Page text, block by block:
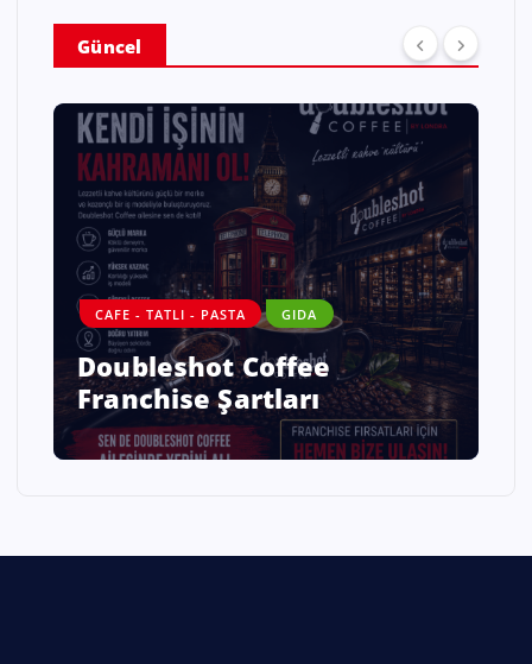
Güncel
CAFE - TATLI - PASTA GIDA
Doubleshot Coffee
Franchise Şartları